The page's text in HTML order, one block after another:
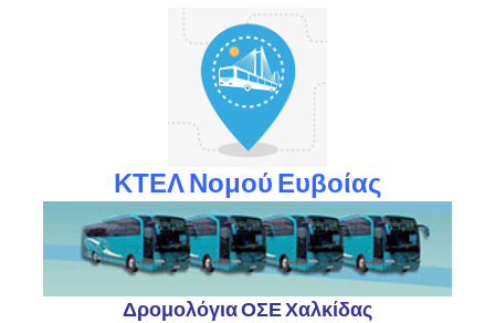
ΚΤΕΛ Νομού Ευβοίας
Δρομολόγια ΟΣΕ Χαλκίδας